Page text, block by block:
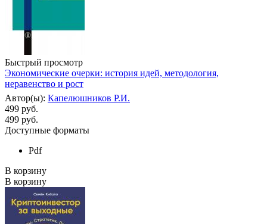
Быстрый просмотр
Экономические очерки: история идей, методология,
неравенство и рост
Автор(ы): Капелюшников Р.И.
499 руб.
499 руб.
Доступные форматы
Pdf
В корзину
В корзину